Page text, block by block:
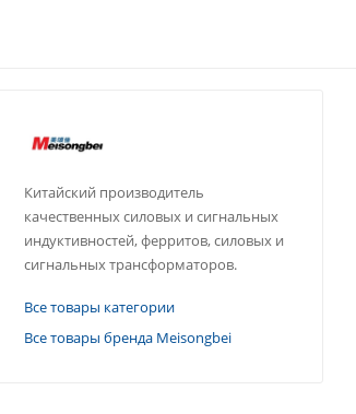
Китайский производитель
качественных силовых и сигнальных
индуктивностей, ферритов, силовых и
сигнальных трансформаторов.
Все товары категории
Все товары бренда Meisongbei